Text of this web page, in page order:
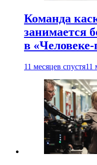
Команда
занимается
в «Человеке-
11 месяцев спустя11